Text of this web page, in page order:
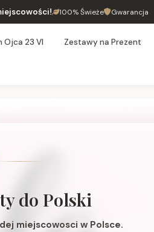
100% Świeże Gwarancja
Ojca 23 VI Zestawy na Prezent
do Polski
miejscowosci w Polsce.